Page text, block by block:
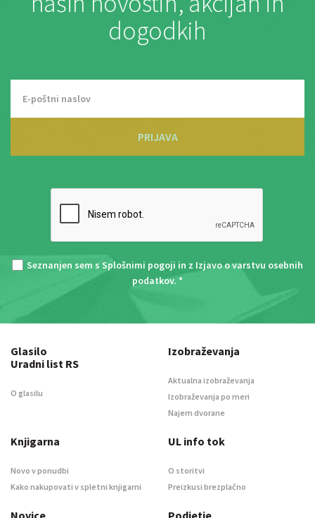
dogodkih
PRIJAVA
Seznanjen sem s Splošnimi pogoji in z Izjavo o varstvu osebnih
podatkov. *
Glasilo
Uradni list RS
O glasilu
Izobraževanja
Aktualna izobraževanja
Izobraževanja po meri
Najem dvorane
Knjigarna
Novo v ponudbi
Kako nakupovati v spletni knjigarni
UL info tok
O storitvi
Preizkusi brezplačno
Novice Podjetje